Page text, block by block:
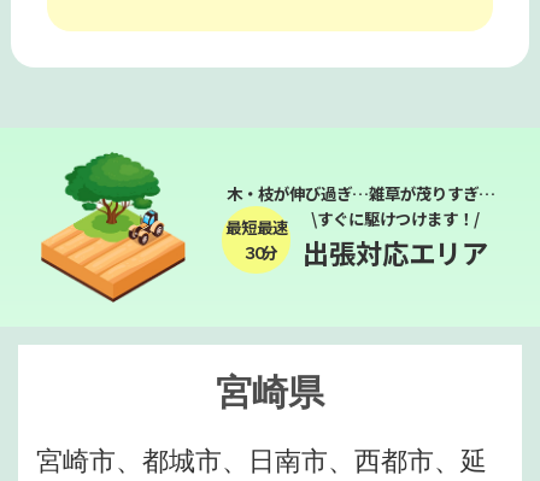
木・枝が伸び過ぎ…雑草が茂りすぎ…
最短最速
３０分
\すぐに駆けつけます！/
出張対応エリア
宮崎県
宮崎市、都城市、日南市、西都市、延